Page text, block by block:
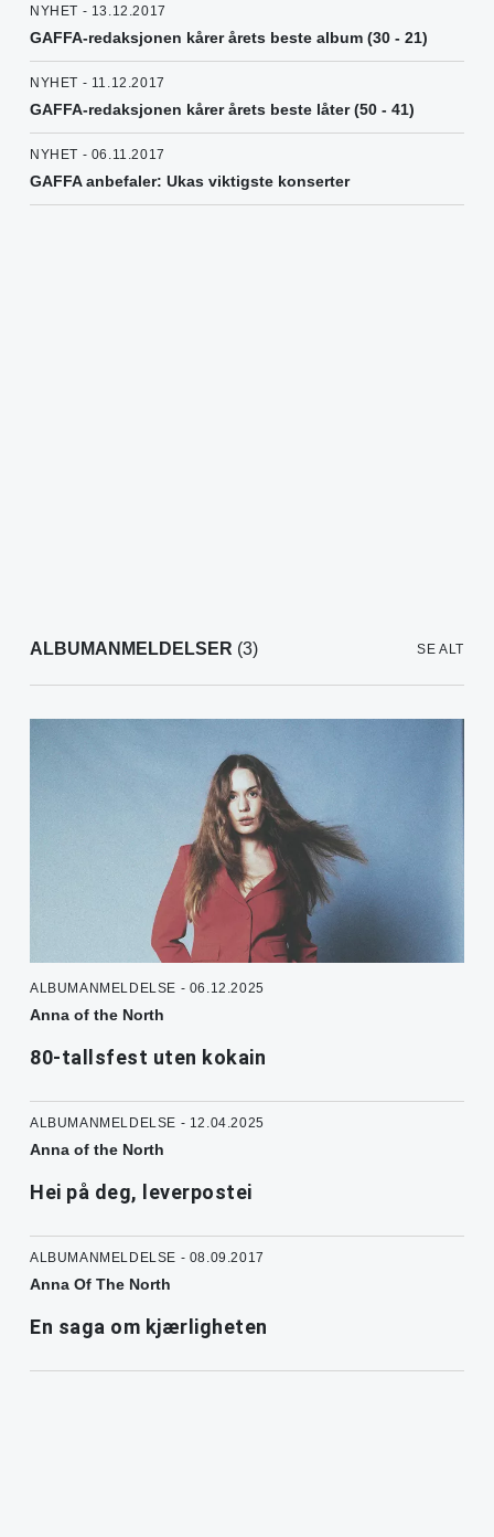
NYHET - 13.12.2017
GAFFA-redaksjonen kårer årets beste album (30 - 21)
NYHET - 11.12.2017
GAFFA-redaksjonen kårer årets beste låter (50 - 41)
NYHET - 06.11.2017
GAFFA anbefaler: Ukas viktigste konserter
ALBUMANMELDELSER (3) SE ALT
ALBUMANMELDELSE - 06.12.2025
Anna of the North
80-tallsfest uten kokain
ALBUMANMELDELSE - 12.04.2025
Anna of the North
Hei på deg, leverpostei
ALBUMANMELDELSE - 08.09.2017
Anna Of The North
En saga om kjærligheten